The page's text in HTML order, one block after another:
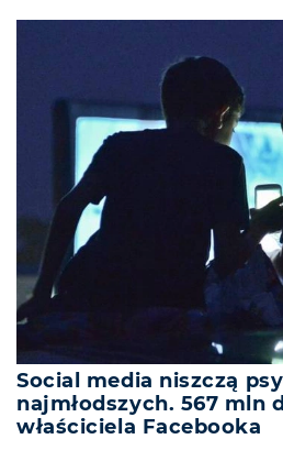
Social media niszczą
najmłodszych. 567 mln
właściciela Facebooka